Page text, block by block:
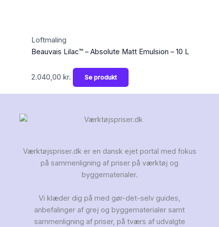
Loftmaling
Beauvais Lilac™ – Absolute Matt Emulsion – 10 L
2.040,00 kr. Se produkt
Værktøjspriser.dk er en dansk ejet portal med fokus
på sammenligning af priser på værktøj og
byggematerialer.
Vi klæder dig på med gør-det-selv guides,
anbefalinger af grej og byggematerialer samt
sammenligning af priser, på tværs af udvalgte